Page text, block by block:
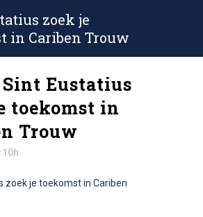
zoek je
in Cariben Trouw
Sint Eustatius
toekomst in
Trouw
zoek je toekomst in Cariben